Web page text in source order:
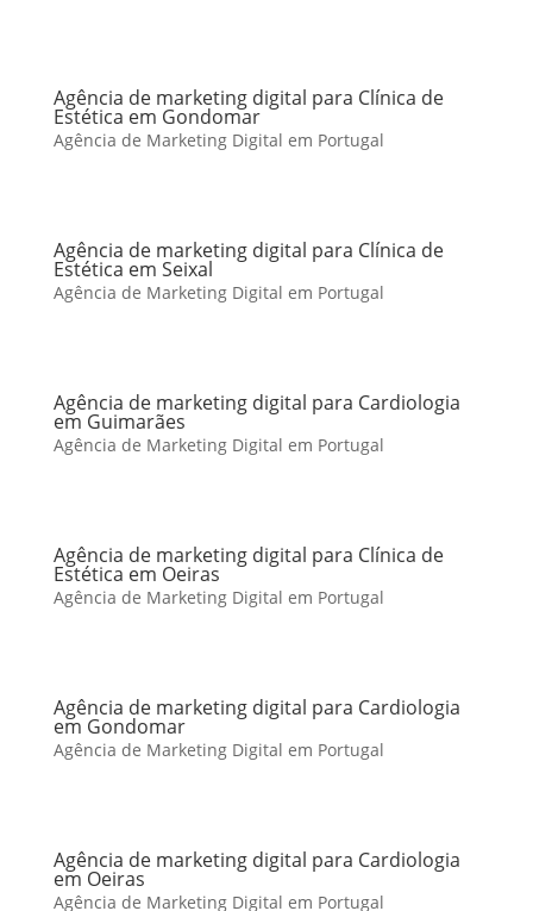
Agência de marketing digital para Clínica de
Estética em Gondomar
Agência de Marketing Digital em Portugal
Agência de marketing digital para Clínica de
Estética em Seixal
Agência de Marketing Digital em Portugal
Agência de marketing digital para Cardiologia
em Guimarães
Agência de Marketing Digital em Portugal
Agência de marketing digital para Clínica de
Estética em Oeiras
Agência de Marketing Digital em Portugal
Agência de marketing digital para Cardiologia
em Gondomar
Agência de Marketing Digital em Portugal
Agência de marketing digital para Cardiologia
em Oeiras
Agência de Marketing Digital em Portugal